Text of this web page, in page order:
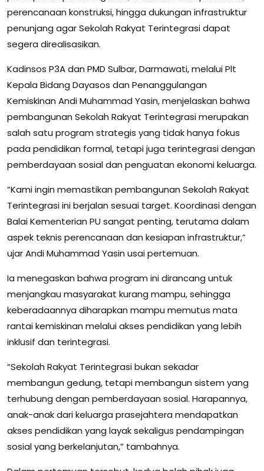
perencanaan konstruksi, hingga dukungan infrastruktur
penunjang agar Sekolah Rakyat Terintegrasi dapat
segera direalisasikan.
Kadinsos P3A dan PMD Sulbar, Darmawati, melalui Plt
Kepala Bidang Dayasos dan Penanggulangan
Kemiskinan Andi Muhammad Yasin, menjelaskan bahwa
pembangunan Sekolah Rakyat Terintegrasi merupakan
salah satu program strategis yang tidak hanya fokus
pada pendidikan formal, tetapi juga terintegrasi dengan
pemberdayaan sosial dan penguatan ekonomi keluarga.
“Kami ingin memastikan pembangunan Sekolah Rakyat
Terintegrasi ini berjalan sesuai target. Koordinasi dengan
Balai Kementerian PU sangat penting, terutama dalam
aspek teknis perencanaan dan kesiapan infrastruktur,”
ujar Andi Muhammad Yasin usai pertemuan.
Ia menegaskan bahwa program ini dirancang untuk
menjangkau masyarakat kurang mampu, sehingga
keberadaannya diharapkan mampu memutus mata
rantai kemiskinan melalui akses pendidikan yang lebih
inklusif dan terintegrasi.
“Sekolah Rakyat Terintegrasi bukan sekadar
membangun gedung, tetapi membangun sistem yang
terhubung dengan pemberdayaan sosial. Harapannya,
anak-anak dari keluarga prasejahtera mendapatkan
akses pendidikan yang layak sekaligus pendampingan
sosial yang berkelanjutan,” tambahnya.